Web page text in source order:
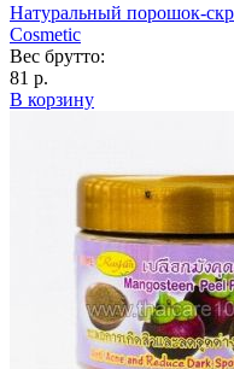
Натуральный порошок-
Cosmetic
Вес брутто:
81 р.
В корзину